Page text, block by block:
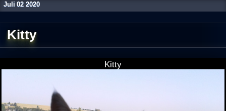
Juli 02 2020
Kitty
Kitty